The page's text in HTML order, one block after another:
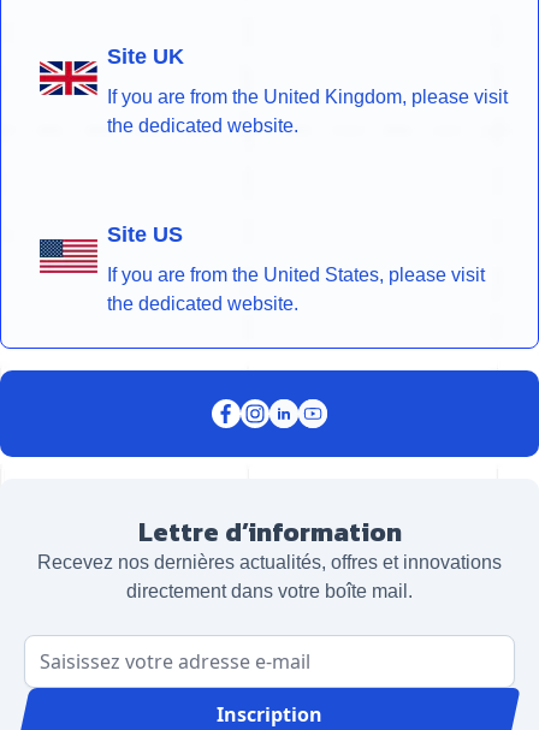
Site UK
If you are from the United Kingdom, please visit
the dedicated website.
Site US
If you are from the United States, please visit
the dedicated website.
Lettre d’information
Recevez nos dernières actualités, offres et innovations
directement dans votre boîte mail.
Adresse email
Inscription